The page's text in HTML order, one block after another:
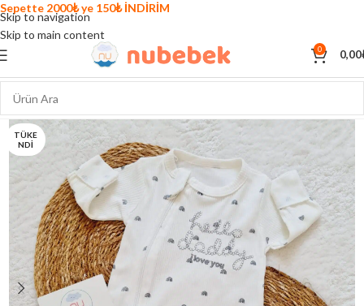
Skip to navigation
Skip to main content
0 0,00
TÜKE
NDI
Sepette 2000₺ ye 150₺ İNDİRİM